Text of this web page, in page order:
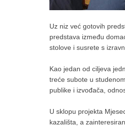
Uz niz već gotovih
predstava između
stolove i susrete s
Kao jedan od ciljeva
treće subote u
publike i izvođača,
U sklopu projekta
kazališta, a